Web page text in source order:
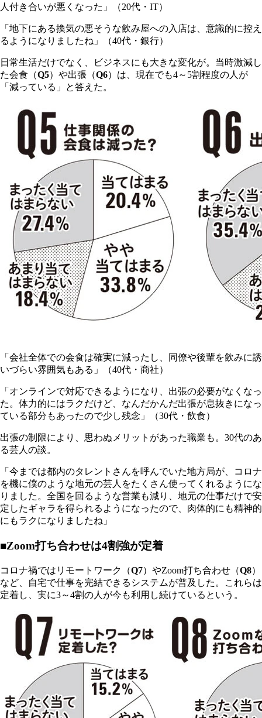
人付き合いが悪くなった」（20代・IT）
「地下にある換気の悪そうな飲み屋への入店は、意識的に控え
るようになりましたね」（40代・銀行）
日常生活だけでなく、ビジネスにも大きな変化が。当時激減し
た会食（Q5）や出張（Q6）は、現在でも4～5割程度の人が
「減っている」と答えた。
「会社全体での会食は確実に減ったし、同僚や後輩を飲みに誘
いづらい雰囲気もある」（40代・商社）
「オンラインで対応できるようになり、出張の必要がなくなっ
た。体力的にはラクだけど、なんだかんだ出張が息抜きになっ
ている部分もあったので少し残念」（30代・飲食）
出張の制限により、思わぬメリットがあった職業も。30代のあ
る芸人の談。
「今までは都内のタレントさんを呼んでいた地方局が、コロナ
を機に僕のような地元の芸人をたくさん使ってくれるようにな
りました。全国を回るような営業も減り、地元の仕事だけで安
定したギャラを得られるようになったので、肉体的にも精神的
にもラクになりましたね」
■Zoom打ち合わせは4割強が定着
コロナ禍ではリモートワーク（Q7）やZoom打ち合わせ（Q8）
など、自宅で仕事を完結できるシステムが普及した。これらは
定着し、実に3～4割の人が今も利用し続けているという。